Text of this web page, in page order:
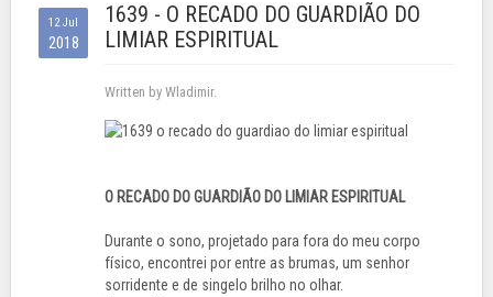
12 Jul
2018
1639 - O RECADO DO GUARDIÃO DO
LIMIAR ESPIRITUAL
Written by Wladimir.
O RECADO DO GUARDIÃO DO LIMIAR ESPIRITUAL
Durante o sono, projetado para fora do meu corpo
físico, encontrei por entre as brumas, um senhor
sorridente e de singelo brilho no olhar.